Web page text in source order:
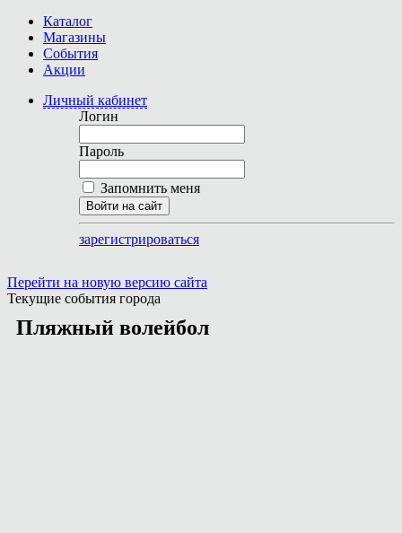
Каталог
Магазины
События
Акции
Личный кабинет
Логин
Пароль
Запомнить меня
Войти на сайт
зарегистрироваться
Перейти на новую версию сайта
Текущие события города
Пляжный волейбол